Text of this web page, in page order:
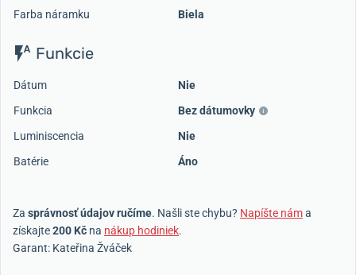
Farba náramku
Biela
Funkcie
Dátum
Nie
Funkcia
Bez dátumovky
Luminiscencia
Nie
Batérie
Áno
Za správnosť údajov ručíme. Našli ste chybu? Napíšte náma
získajte200 Kč na nákup hodiniek.
Garant: Kateřina Žváček